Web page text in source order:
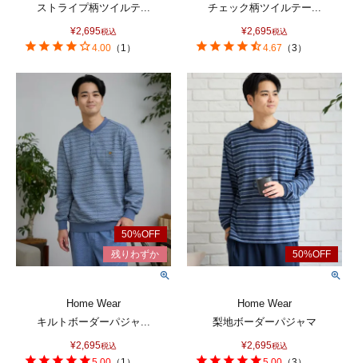
ストライプ柄ツイルテ...
¥2,695税込
4.00 （ 1 ）
チェック柄ツイルテー...
¥2,695税込
4.67 （3 ）
Home Wear
キルトボーダーパジャ...
¥2,695税込
Home Wear
梨地ボーダーパジャマ
¥2,695税込